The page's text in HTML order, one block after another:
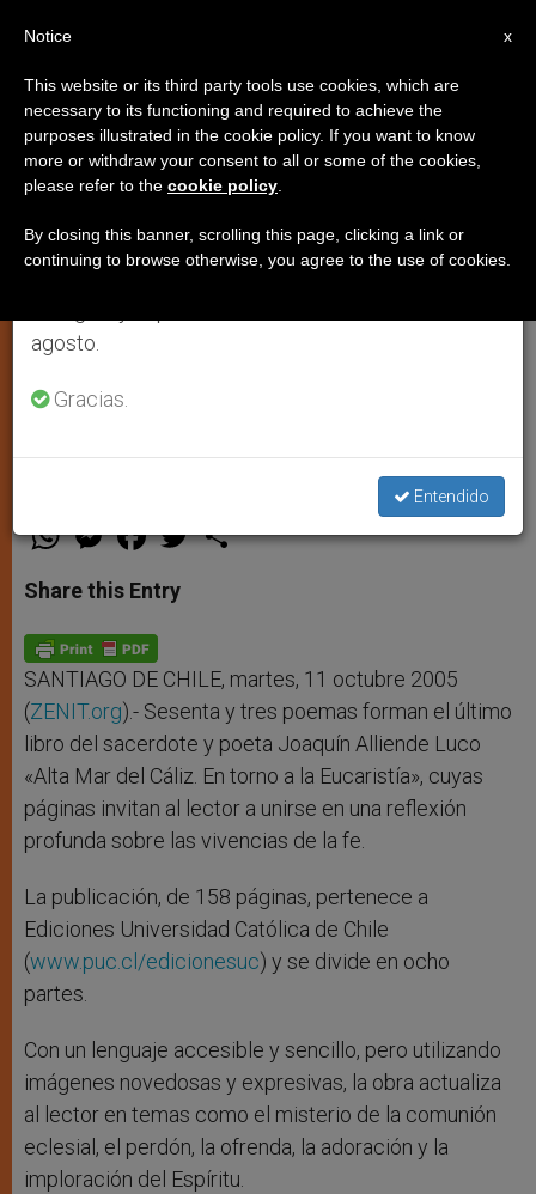
La Eucaristía inspira un libro
poético del asistente eclesiástico
de «Ayuda a la Iglesia
«Alta Mar del Cáliz»
ARTE Y
h
t
s
p
p
e
s
e
g
e
r
a
e
b
o
k
w h
Share this Entry
SANTIAGO DE CHILE, martes, 11 octubre 2005
(ZENIT.org).- Sesenta y tres poemas forman el último
libro del sacerdote y poeta Joaquín Alliende Luco
«Alta Mar del Cáliz. En torno a la Eucaristía», cuyas
páginas invitan al lector a unirse en una reflexión
profunda sobre las vivencias de la fe.
La publicación, de 158 páginas, pertenece a
Ediciones Universidad Católica de Chile
(www.puc.cl/edicionesuc) y se divide en ocho
partes.
Con un lenguaje accesible y sencillo, pero utilizando
imágenes novedosas y expresivas, la obra actualiza
al lector en temas como el misterio de la comunión
eclesial, el perdón, la ofrenda, la adoración y la
imploración del Espíritu.
×
Aviso importante
Del 27 de julio al 7 de agosto haremos la pausa
anual, aprovechando que en el periodo de verano
se generan menos informaciones y también el
agosto.
Gracias.
Entendido
x
Notice
This website or its third party tools use cookies, which are
necessary to its functioning and required to achieve the
purposes illustrated in the cookie policy. If you want to know
more or withdraw your consent to all or some of the cookies,
please refer to the cookie policy
By closing this banner, scrolling this page, clicking a link or
continuing to browse otherwise, you agree to the use of cookies.